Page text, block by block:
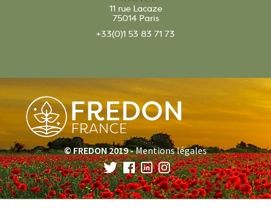
11 rue Lacaze
75014 Paris
+33(0)1 53 83 71 73
© FREDON 2019 -Mentions légales